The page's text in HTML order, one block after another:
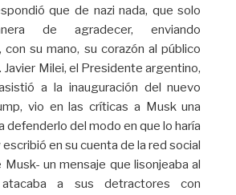
que de nazi nada, que solo
de agradecer, enviando
con su mano, su corazón al público
Javier Milei, el Presidente argentino,
a la inauguración del nuevo
vio en las críticas a Musk una
defenderlo del modo en que lo haría
en su cuenta de la red social
un mensaje que lisonjeaba al
a sus detractores con